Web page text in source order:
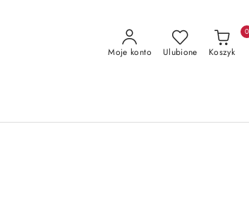
Moje konto Ulubione Koszyk
0